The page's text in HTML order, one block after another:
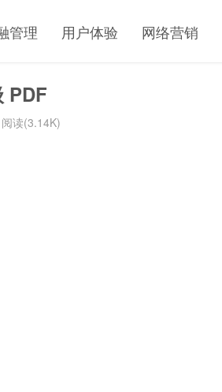
管理 用户体验 网络营销
PDF
阅读(3.14K)